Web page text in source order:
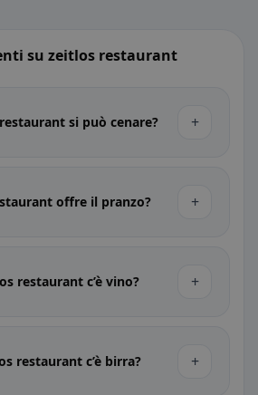
su zeitlos restaurant
si può cenare? +
offre il pranzo? +
restaurant c’è vino? +
restaurant c’è birra? +